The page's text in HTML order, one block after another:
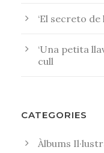
‘El secreto
‘Una petita
cull
CATEGORIES
Àlbums